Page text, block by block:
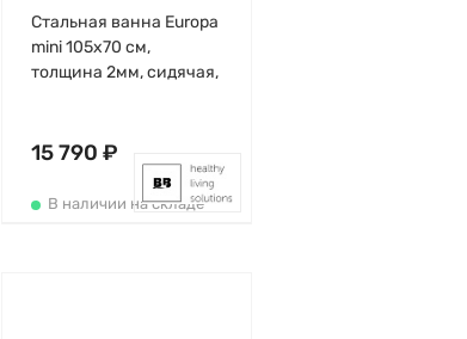
Стальная ванна Europa
mini 105х70 см,
толщина 2мм, сидячая,
15 790 ₽
В наличии на складе